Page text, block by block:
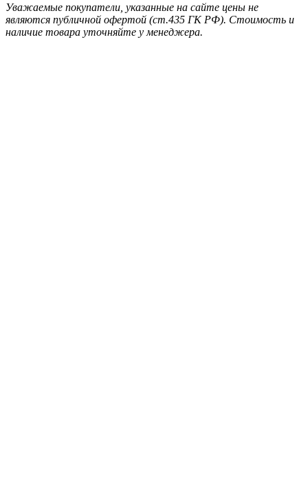
Уважаемые покупатели, указанные на сайте цены не
являются публичной офертой (ст.435 ГК РФ). Стоимость и
наличие товара уточняйте у менеджера.